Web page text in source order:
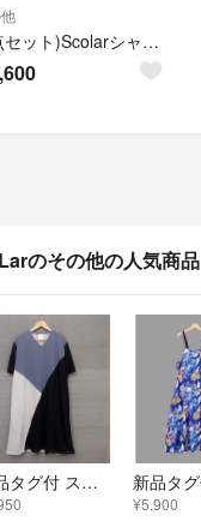
(2点セット)Scolarシャツワンピースとロングカーディガン
のその他の人気商品
新品タグ付 スカラー 142693：背中に蝶の羽プリント 切替ワンピース
¥5,900